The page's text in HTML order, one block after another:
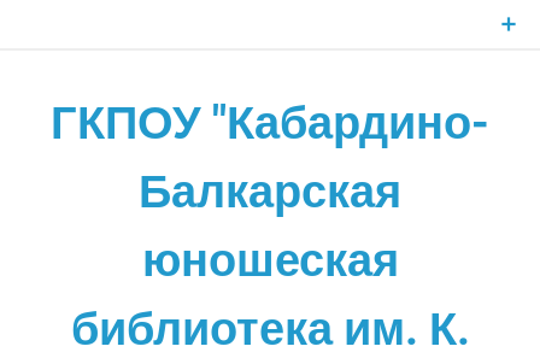
ГКПОУ "Кабардино-
Балкарская
юношеская
библиотека им. К.